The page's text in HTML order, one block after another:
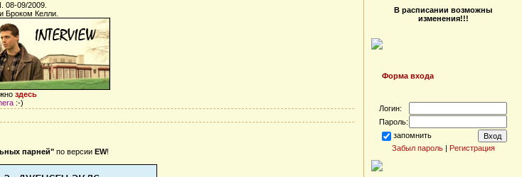
08-09/2009.
Броком Келли.
здесь
:-)
парней" по версии EW!
В расписании возможны
изменения!!!
Форма входа
Логин:
Пароль:
запомнить
Забыл пароль| Регистрация